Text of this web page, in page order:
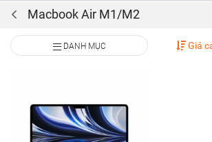
Macbook Air M1/M2
DANH MỤC Giá